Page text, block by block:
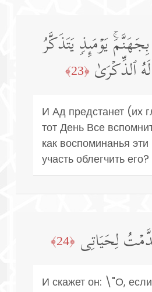
یَوۡمَىِٕذࣲ یَتَذَكَّرُ
ٱلذِّكۡرَىٰ ﴿23﴾
И Ад предстанет (их
тот День Все
как воспоминанья эти
участь облегчить его?
لِحَیَاتِی ﴿24﴾
И скажет он: \"О,